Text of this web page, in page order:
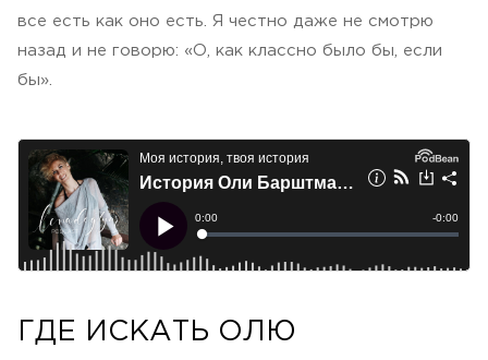
все есть как оно есть. Я честно даже не смотрю
назад и не говорю: «О, как классно было бы, если
бы».
ГДЕ ИСКАТЬ ОЛЮ